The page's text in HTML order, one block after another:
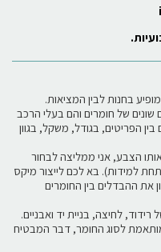
בחנות לבין המציאות.
שונים של חומרים והם בעלי הרכב
בין הפריטים, בגודל, משקל, בגוון
הצבע, אני ממליצה לבחור
למידות). בא לכם לייצור מיקס
את ההבדלים בין החומרים
לחיצה, בניית יד ואבניים.
לסוג החומר, דבר המבטיח